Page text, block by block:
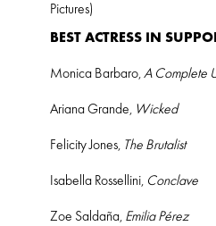
Pictures)
BEST ACTRESS IN
Monica Barbaro,A Complete
Ariana Grande, Wicked
Felicity Jones, The Brutalist
Isabella Rossellini, Conclave
Zoe Saldaña, Emilia Pérez